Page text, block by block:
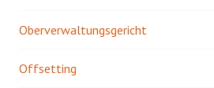
Oberverwaltungsgericht
Offsetting